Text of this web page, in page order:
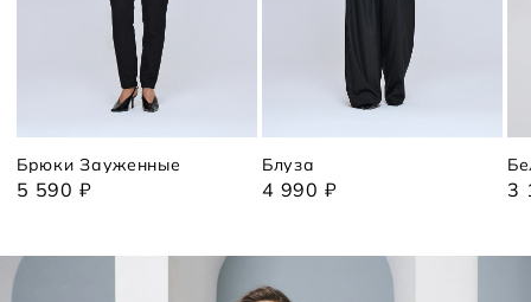
Брюки Зауженные
5 590 ₽
Блуза
4 990 ₽ 3